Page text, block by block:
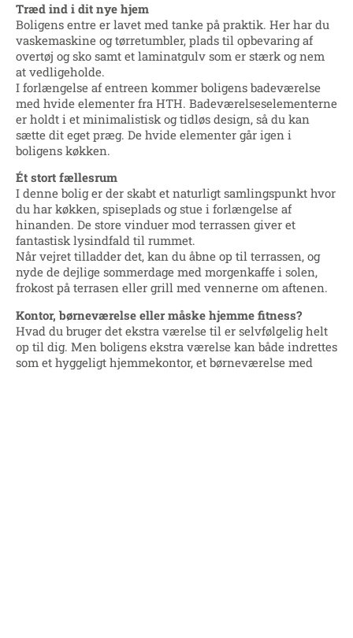
Træd ind i dit nye hjem
Boligens entre er lavet med tanke på praktik. Her har du
vaskemaskine og tørretumbler, plads til opbevaring af
overtøj og sko samt et laminatgulv som er stærk og nem
at vedligeholde.
I forlængelse af entreen kommer boligens badeværelse
med hvide elementer fra HTH. Badeværelseselementerne
er holdt i et minimalistisk og tidløs design, så du kan
sætte dit eget præg. De hvide elementer går igen i
boligens køkken.
Ét stort fællesrum
I denne bolig er der skabt et naturligt samlingspunkt hvor
du har køkken, spiseplads og stue i forlængelse af
hinanden. De store vinduer mod terrassen giver et
fantastisk lysindfald til rummet.
Når vejret tilladder det, kan du åbne op til terrassen, og
nyde de dejlige sommerdage med morgenkaffe i solen,
frokost på terrasen eller grill med vennerne om aftenen.
Kontor, børneværelse eller måske hjemme fitness?
Hvad du bruger det ekstra værelse til er selvfølgelig helt
op til dig. Men boligens ekstra værelse kan både indrettes
som et hyggeligt hjemmekontor, et børneværelse med